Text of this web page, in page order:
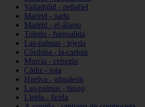
Valladolid - peñafiel
Madrid - parla
Madrid - el-álamo
Toledo - fuensalida
Las-palmas - tejeda
Córdoba - la-carlota
Murcia - cehegín
Cádiz - rota
Huelva - gibraleón
Las-palmas - tinajo
Lleida - lleida